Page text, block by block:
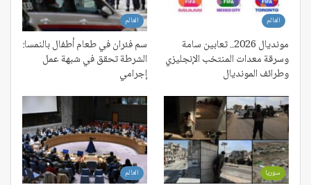
العالم
مونديال 2026.. ثعابين سامة
وسرقة معدات المنتخب الإنجليزي
وطرائف المونديال
العالم
سم فئران في طعام أطفال بالنمسا:
الشرطة تحقق في شبهة عمل
إجرامي
سوريا العالم